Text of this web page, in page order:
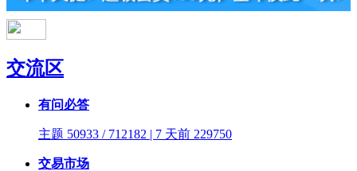
交流区
有问必答
主题 50933 / 712182 | 7 天前 229750
交易市场